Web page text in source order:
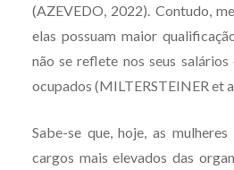
(AZEVEDO, 2022). Contudo,
elas possuam maior
não se reflete nos seus
ocupados (MILTERSTEINER et
Sabe-se que, hoje, as
cargos mais elevados das